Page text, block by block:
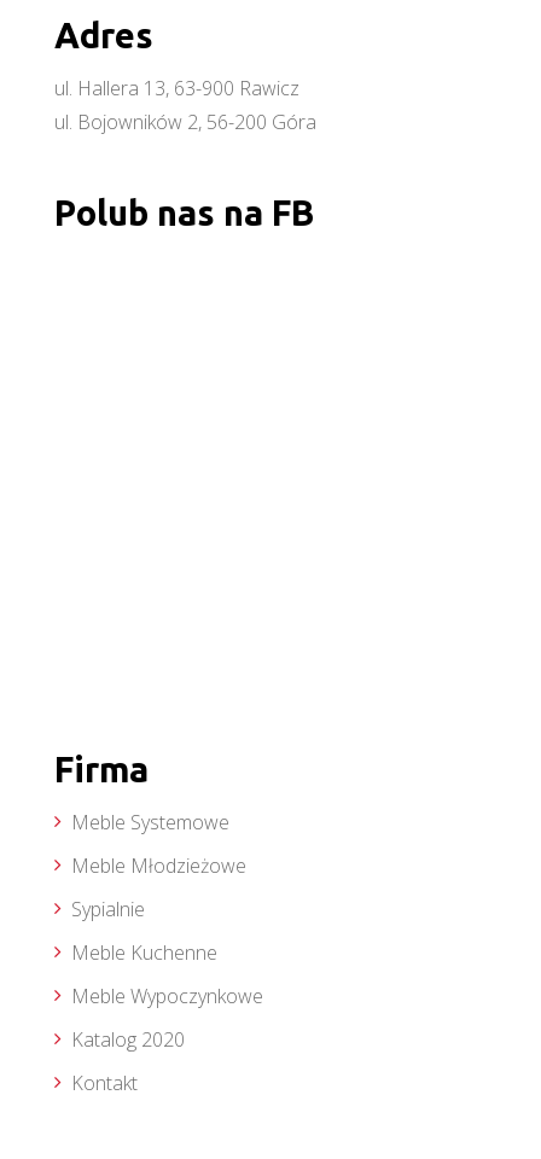
Adres
ul. Hallera 13, 63-900 Rawicz
ul. Bojowników 2, 56-200 Góra
Polub nas na FB
Firma
Meble Systemowe
Meble Młodzieżowe
Sypialnie
Meble Kuchenne
Meble Wypoczynkowe
Katalog 2020
Kontakt